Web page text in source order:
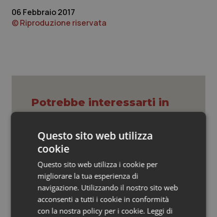
Veneto
Oncoematologia
Psoriasi & pelle
Quotidiano Cardiologia
Quotidiano Oncologia
Quotidiano Pediatria
Rene & patologie urogenitali
06 Febbraio 2017
© Riproduzione riservata
Potrebbe interessarti in
Settimana della Scienza dello
comprendere il presente
Regione Lombardia scrive al ministro
Schillaci: “Gli attuali indicatori non
fotografano la qualità reale del Ssn”
Questo sito web utilizza
cookie
Questo sito web utilizza i cookie per
migliorare la tua esperienza di
navigazione. Utilizzando il nostro sito web
acconsenti a tutti i cookie in conformità
con la nostra policy per i cookie. Leggi di